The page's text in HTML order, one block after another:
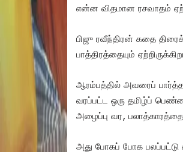
என்ன விதமான ரசவாதம்
பிஜு ரவீந்திரன் கதை
பாத்திரத்தையும்
ஆரம்பத்தில் அவரைப்
வரப்பட்ட ஒரு தமிழ்ப்
அழைப்பு வர,
அது போகப் போக